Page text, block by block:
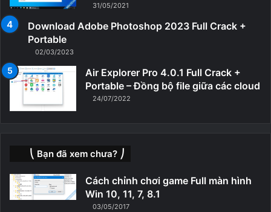
31/05/2021
Download Adobe Photoshop 2023 Full Crack +
Portable
02/03/2023
Air Explorer Pro 4.0.1 Full Crack +
Portable – Đồng bộ file giữa các cloud
24/07/2022
⎝ Bạn đã xem chưa? ⎠
Cách chỉnh chơi game Full màn hình
Win 10, 11, 7, 8.1
03/05/2017